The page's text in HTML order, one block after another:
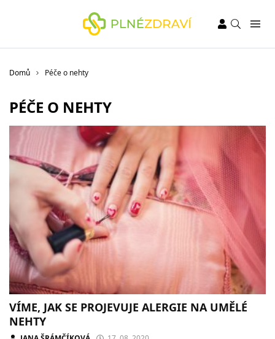
Domů Péče o nehty
PÉČE O NEHTY
VÍME, JAK SE PROJEVUJE ALERGIE NA UMĚLÉ
NEHTY